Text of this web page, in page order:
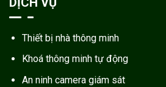
Thiết bị nhà thông minh
Khoá thông minh tự động
An ninh camera giám sát